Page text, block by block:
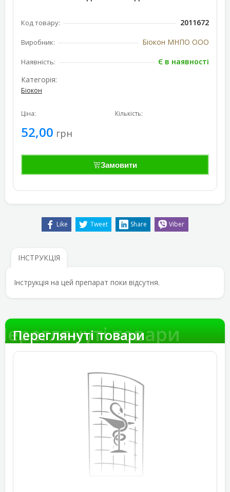
Код товару: 2011672
Виробник: Біокон МНПО ООО
Наявність:
Є в наявності
Категорія:
Біокон
Ціна:
52,00 грн
Кількість:
Замовити
Like Tweet Share Viber
ІНСТРУКЦІЯ
Інструкція на цей препарат поки відсутня.
товари
Переглянуті товари